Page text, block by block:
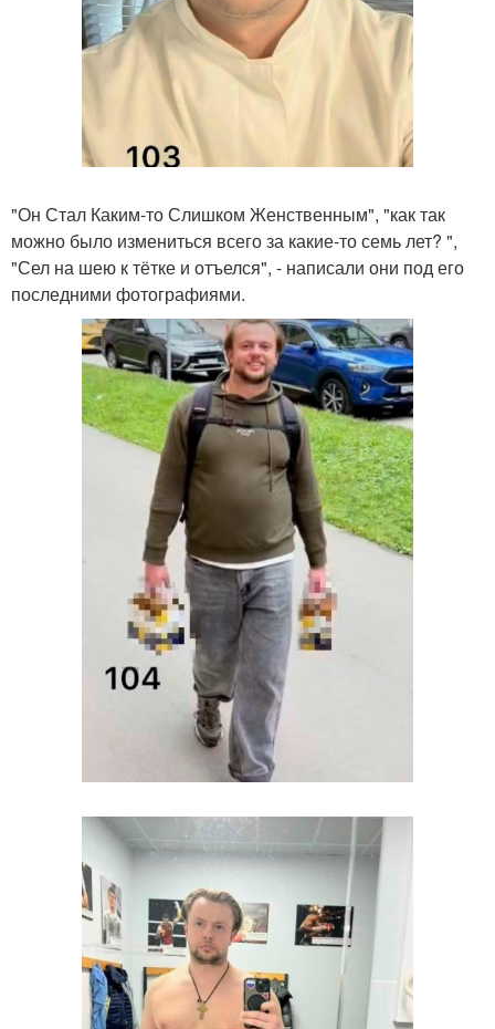
"Он Стал Каким-то Слишком Женственным", "как так
можно было измениться всего за какие-то семь лет? ",
"Сел на шею к тётке и отъелся", - написали они под его
последними фотографиями.